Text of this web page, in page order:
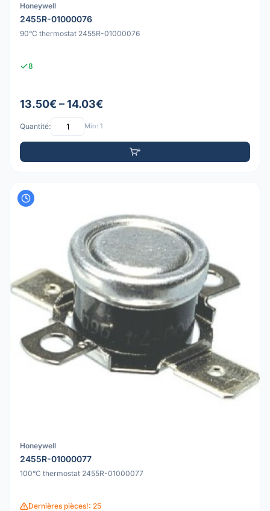
Honeywell
2455R-01000076
90°C thermostat 2455R-01000076
8
13.50€ – 14.03€
Quantité: Min: 1
Honeywell
2455R-01000077
100°C thermostat 2455R-01000077
Dernières pièces!: 25